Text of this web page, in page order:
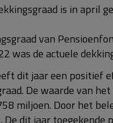
is in april
van
was de actuele
dit jaar een positief
De waarde van
miljoen. Door het
De dit jaar